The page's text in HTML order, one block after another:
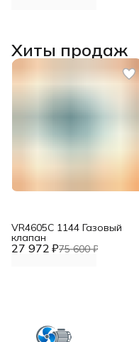
Хиты продаж
27 972 ₽75 600 ₽
VR4605С 1144 Газовый
клапан